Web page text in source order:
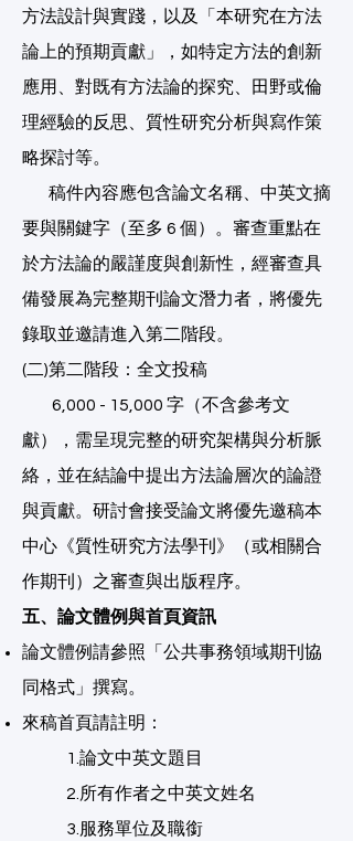
方法設計與實踐，以及「本研究在方法
論上的預期貢獻」，如特定方法的創新
應用、對既有方法論的探究、田野或倫
理經驗的反思、質性研究分析與寫作策
略探討等。
稿件內容應包含論文名稱、中英文摘
要與關鍵字（至多 6 個）。審查重點在
於方法論的嚴謹度與創新性，經審查具
備發展為完整期刊論文潛力者，將優先
錄取並邀請進入第二階段。
​(二)第二階段：全文投稿
​ 6,000 - 15,000 字（不含參考文
獻），需呈現完整的研究架構與分析脈
絡，並在結論中提出方法論層次的論證
與貢獻。研討會接受論文將優先邀稿本
中心《質性研究方法學刊》（或相關合
作期刊）之審查與出版程序。
五、論文體例與首頁資訊
論文體例請參照「公共事務領域期刊協
同格式」撰寫。
來稿首頁請註明：
1.論文中英文題目
2.所有作者之中英文姓名
3.服務單位及職銜